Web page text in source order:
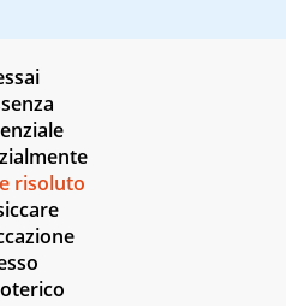
risoluto